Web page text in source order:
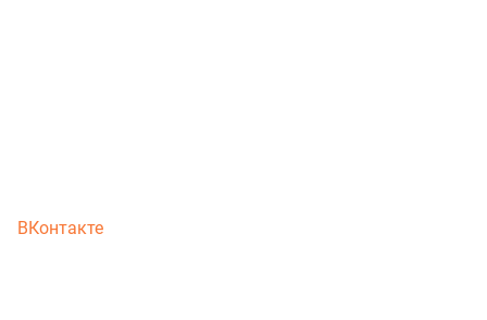
ВКонтакте